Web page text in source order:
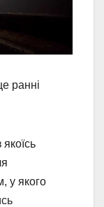
ранні
у якого